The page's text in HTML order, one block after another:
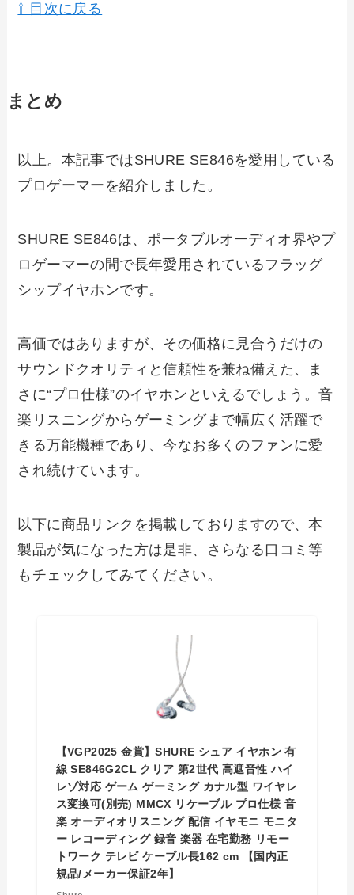
⇧ 目次に戻る
まとめ
以上。本記事ではSHURE SE846を愛用している
プロゲーマーを紹介しました。
SHURE SE846は、ポータブルオーディオ界やプ
ロゲーマーの間で長年愛用されているフラッグ
シップイヤホンです。
高価ではありますが、その価格に見合うだけの
サウンドクオリティと信頼性を兼ね備えた、ま
さに“プロ仕様”のイヤホンといえるでしょう。音
楽リスニングからゲーミングまで幅広く活躍で
きる万能機種であり、今なお多くのファンに愛
され続けています。
以下に商品リンクを掲載しておりますので、本
製品が気になった方は是非、さらなる口コミ等
もチェックしてみてください。
【VGP2025 金賞】SHURE シュア イヤホン 有
線 SE846G2CL クリア 第2世代 高遮音性 ハイ
レゾ対応 ゲーム ゲーミング カナル型 ワイヤレ
ス変換可(別売) MMCX リケーブル プロ仕様 音
楽 オーディオリスニング 配信 イヤモニ モニタ
ー レコーディング 録音 楽器 在宅勤務 リモー
トワーク テレビ ケーブル長162 cm 【国内正
規品/メーカー保証2年】